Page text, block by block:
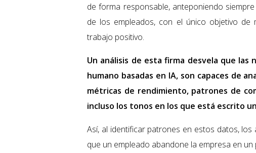
de forma responsable, anteponiendo
de los empleados, con el único objetivo
trabajo positivo.
Un análisis de esta firma desvela que
humano basadas en IA, son capaces de
métricas de rendimiento, patrones de
incluso los tonos en los que está escrito
Así, al identificar patrones en estos datos,
que un empleado abandone la empresa en